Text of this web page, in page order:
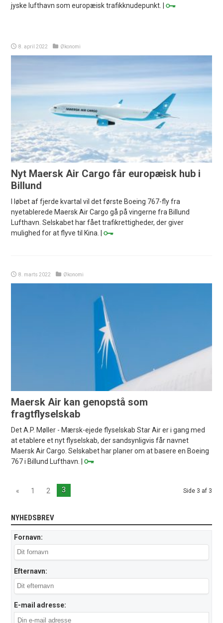
jyske lufthavn som europæisk trafikknudepunkt. |
8. april 2022 Økonomi
Nyt Maersk Air Cargo får europæisk hub i
Billund
I løbet af fjerde kvartal vil det første Boeing 767-fly fra
nyetablerede Maersk Air Cargo gå på vingerne fra Billund
Lufthavn. Selskabet har fået trafikrettigheder, der giver
mulighed for at flyve til Kina. |
8. marts 2022 Økonomi
Maersk Air kan genopstå som
fragtflyselskab
Det A.P. Møller - Mærsk-ejede flyselskab Star Air er i gang med
at etablere et nyt flyselskab, der sandsynligvis får navnet
Maersk Air Cargo. Selskabet har planer om at basere en Boeing
767 i Billund Lufthavn. |
Side 3 af 3
« 1 2 3
NYHEDSBREV
Fornavn:
Efternavn:
E-mail adresse: